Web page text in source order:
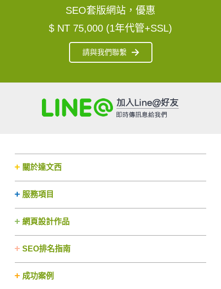
SEO套版網站，優惠
$ NT 75,000 (1年代管+SSL)
請與我們聯繫
關於達文西
服務項目
網頁設計作品
SEO排名指南
成功案例